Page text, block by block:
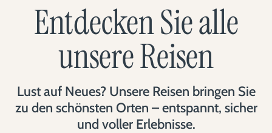
Entdecken Sie alle
unsere Reisen
Lust auf Neues? Unsere Reisen bringen Sie
zu den schönsten Orten – entspannt, sicher
und voller Erlebnisse.